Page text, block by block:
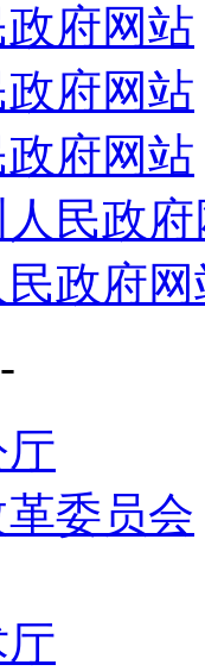
府网站
府网站
府网站
民政
政府网
委员会